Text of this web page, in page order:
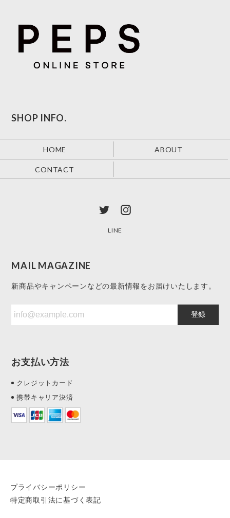
SHOP INFO.
HOME ABOUT
CONTACT
LINE
MAIL MAGAZINE
新商品やキャンペーンなどの最新情報をお届けいたします。
登録
お支払い方法
クレジットカード
携帯キャリア決済
プライバシーポリシー
特定商取引法に基づく表記